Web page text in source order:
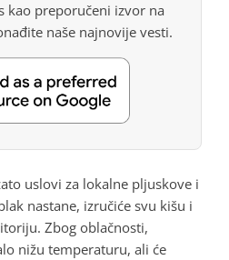
kao preporučeni izvor na
naše najnovije vesti.
uslovi za lokalne pljuskove i
nastane, izručiće svu kišu i
Zbog oblačnosti,
nižu temperaturu, ali će